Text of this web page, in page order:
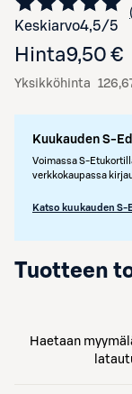
Keskiarvo4,5/5
Hinta9,50 €
Yksikköhinta
Kuukauden S-
Voimassa S-
verkkokaupassa
Katso kuukauden
Tuotteen
Haetaan